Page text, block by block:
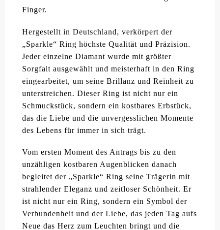
Finger.
Hergestellt in Deutschland, verkörpert der
„Sparkle“ Ring höchste Qualität und Präzision.
Jeder einzelne Diamant wurde mit größter
Sorgfalt ausgewählt und meisterhaft in den Ring
eingearbeitet, um seine Brillanz und Reinheit zu
unterstreichen. Dieser Ring ist nicht nur ein
Schmuckstück, sondern ein kostbares Erbstück,
das die Liebe und die unvergesslichen Momente
des Lebens für immer in sich trägt.
Vom ersten Moment des Antrags bis zu den
unzähligen kostbaren Augenblicken danach
begleitet der „Sparkle“ Ring seine Trägerin mit
strahlender Eleganz und zeitloser Schönheit. Er
ist nicht nur ein Ring, sondern ein Symbol der
Verbundenheit und der Liebe, das jeden Tag aufs
Neue das Herz zum Leuchten bringt und die